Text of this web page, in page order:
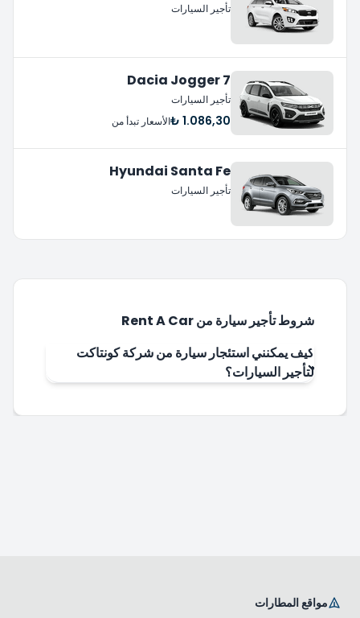
تأجير السيارات
Dacia Jogger 7
تأجير السيارات
1.086,30 ₺ الأسعار تبدأ من
Hyundai Santa Fe
تأجير السيارات
شروط تأجير سيارة من Rent A Car
كيف يمكنني استئجار سيارة من شركة كونتاكت
لتأجير السيارات؟
مواقع المطارات